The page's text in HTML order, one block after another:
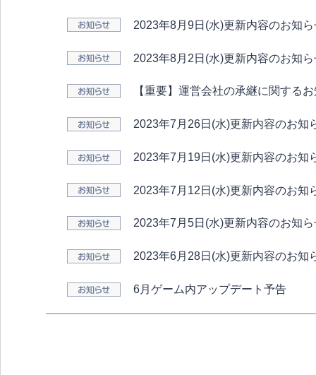
2023年8月9日(水)更新内容のお知ら
2023年8月2日(水)更新内容のお知ら
【重要】運営会社の承継に関する
2023年7月26日(水)更新内容のお知
2023年7月19日(水)更新内容のお知
2023年7月12日(水)更新内容のお知
2023年7月5日(水)更新内容のお知ら
2023年6月28日(水)更新内容のお知
6月ゲーム内アップデート予告